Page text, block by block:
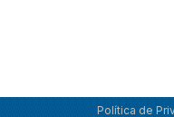
Política de